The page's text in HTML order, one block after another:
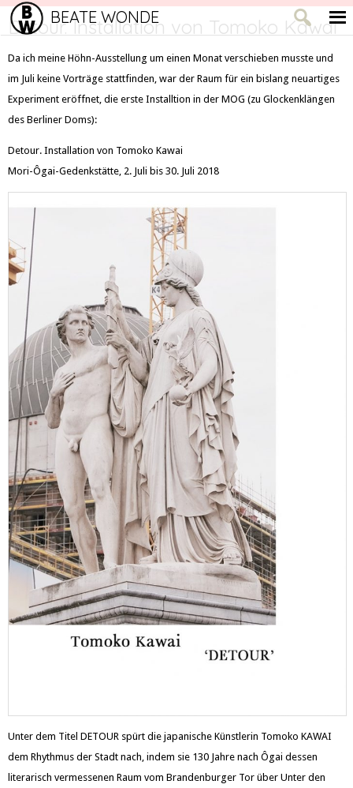
BEATE WONDE
Detour. Installation von Tomoko Kawai
Da ich meine Höhn-Ausstellung um einen Monat verschieben musste und
im Juli keine Vorträge stattfinden, war der Raum für ein bislang neuartiges
Experiment eröffnet, die erste Installtion in der MOG (zu Glockenklängen
des Berliner Doms):
Detour. Installation von Tomoko Kawai
Mori-Ôgai-Gedenkstätte, 2. Juli bis 30. Juli 2018
Unter dem Titel DETOUR spürt die japanische Künstlerin Tomoko KAWAI
dem Rhythmus der Stadt nach, indem sie 130 Jahre nach Ôgai dessen
literarisch vermessenen Raum vom Brandenburger Tor über Unter den